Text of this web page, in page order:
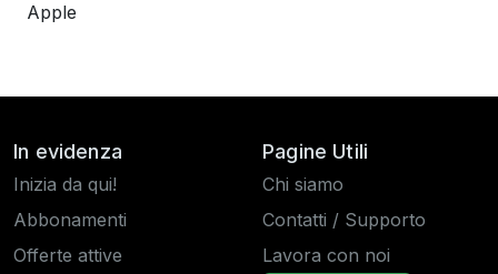
Apple
In evidenza
Inizia da qui!
Abbonamenti
Offerte attive
Pagine Utili
Chi siamo
Contatti / Supporto
Lavora con noi